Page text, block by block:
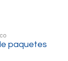
paquetes